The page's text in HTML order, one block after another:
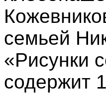
семьей
«Рисунки
содержит